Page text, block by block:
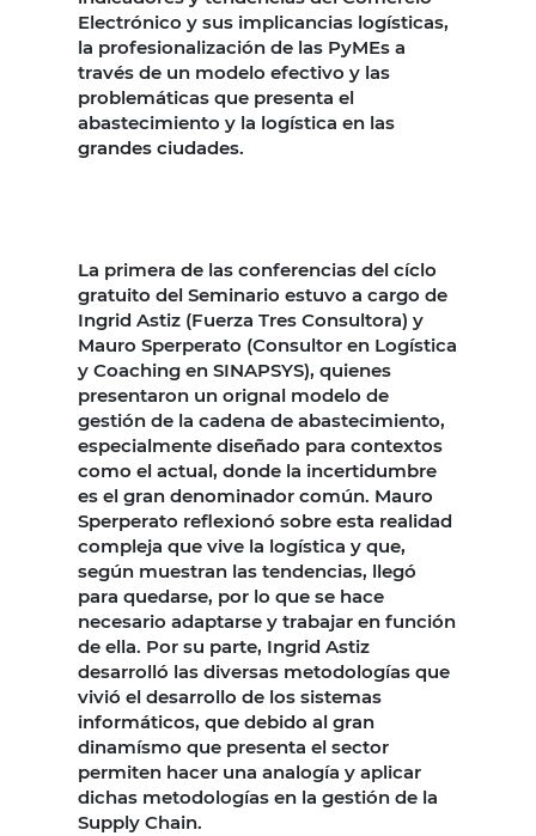
Electrónico y sus implicancias logísticas,
la profesionalización de las PyMEs a
través de un modelo efectivo y las
problemáticas que presenta el
abastecimiento y la logística en las
grandes ciudades.
La primera de las conferencias del cíclo
gratuito del Seminario estuvo a cargo de
Ingrid Astiz (Fuerza Tres Consultora) y
Mauro Sperperato (Consultor en Logística
y Coaching en SINAPSYS), quienes
presentaron un orignal modelo de
gestión de la cadena de abastecimiento,
especialmente diseñado para contextos
como el actual, donde la incertidumbre
es el gran denominador común. Mauro
Sperperato reflexionó sobre esta realidad
compleja que vive la logística y que,
según muestran las tendencias, llegó
para quedarse, por lo que se hace
necesario adaptarse y trabajar en función
de ella. Por su parte, Ingrid Astiz
desarrolló las diversas metodologías que
vivió el desarrollo de los sistemas
informáticos, que debido al gran
dinamísmo que presenta el sector
permiten hacer una analogía y aplicar
dichas metodologías en la gestión de la
Supply Chain.